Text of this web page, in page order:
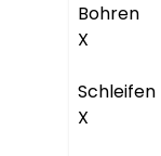
Bohren
X
Schleifen
X